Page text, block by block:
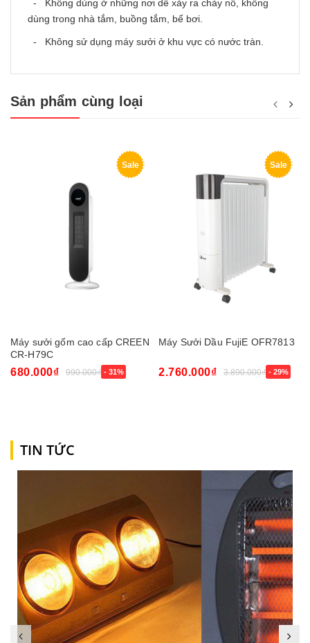
- Không dùng ở những nơi dễ xảy ra cháy nổ, không
dùng trong nhà tắm, buồng tắm, bể bơi.
- Không sử dụng máy sưởi ở khu vực có nước tràn.
Sản phẩm cùng loại
Sale
Máy sưởi gốm cao cấp CREEN
CR-H79C
680.000₫ 990.000₫ - 31%
Sale
Máy Sưởi Dầu FujiE OFR7813
2.760.000₫ 3.890.000₫ - 29%
TIN TỨC